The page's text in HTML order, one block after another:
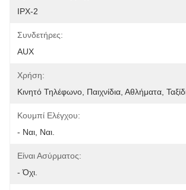
IPX-2
Συνδετήρες:
AUX
Χρήση:
Κινητό Τηλέφωνο, Παιχνίδια, Αθλήματα,
Κουμπί Ελέγχου:
- Ναι, Ναι.
Είναι Ασύρματος:
- Όχι.